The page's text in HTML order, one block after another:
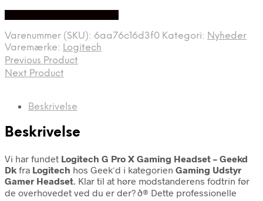
Varenummer (SKU): 6aa76c16d3f0 Kategori: Nyheder
Varemærke: Logitech
Previous Product
Next Product
Beskrivelse
Beskrivelse
Vi har fundet Logitech G Pro X Gaming Headset – Geekd
Dk fra Logitech hos Geek´d i kategorien Gaming Udstyr
Gamer Headset. Klar til at høre modstanderens fodtrin før
de overhovedet ved du er der? ð® Dette professionelle